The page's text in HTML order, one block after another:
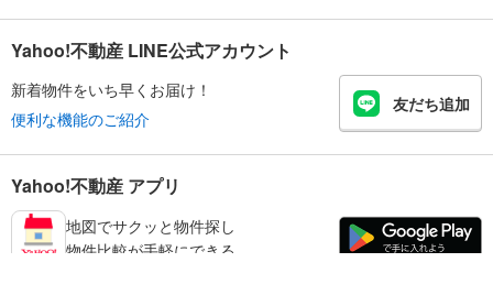
Yahoo!不動産 LINE公式アカウント
新着物件をいち早くお届け！
便利な機能のご紹介
友だち追加
Yahoo!不動産 アプリ
地図でサクッと物件探し
物件比較が手軽にできる